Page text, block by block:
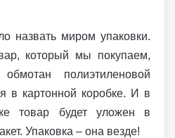
назвать миром упаковки.
который мы покупаем,
полиэтиленовой
в картонной коробке. И в
товар будет уложен в
Упаковка – она везде!